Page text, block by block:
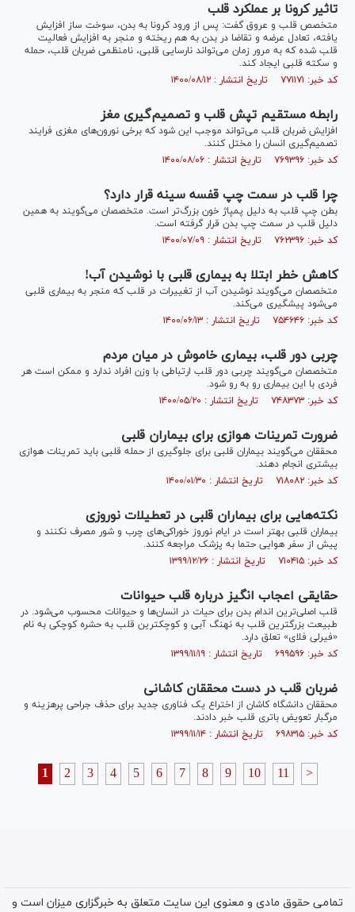
تاثیر کرونا بر عملکرد قلب
متخصص قلب و عروق گفت: پس از ورود کرونا به بدن، سوخت ساز افزایش
یافته، تعادل عرضه و تقاضا در بدن به هم ریخته و منجر به افزایش فعالیت
قلب شده که به مرور زمان می‌تواند نارسایی قلبی، نامنظمی ضربان قلب، حمله
و سکته قلبی ایجاد کند.
کد خبر: ۷۷۱۱۷۱ تاریخ انتشار : ۱۴۰۰/۰۸/۱۲
رابطه مستقیم تپش قلب و تصمیم‌گیری مغز
افزایش ضربان قلب می‌تواند موجب این شود که برخی نورون‌های مغزی فرایند
تصمیم‌گیری انسان را مختل کنند.
کد خبر: ۷۶۹۳۹۶ تاریخ انتشار : ۱۴۰۰/۰۸/۰۶
چرا قلب در سمت چپ قفسه سینه قرار دارد؟
بطن چپ قلب به دلیل پمپاژ خون بزرگ‌تر است. متخصصان می‌گویند به همین
دلیل قلب در سمت چپ بدن قرار گرفته است.
کد خبر: ۷۶۲۳۹۶ تاریخ انتشار : ۱۴۰۰/۰۷/۰۹
کاهش خطر ابتلا به بیماری قلبی با نوشیدن آب!
متخصصان می‌گویند نوشیدن آب از تغییرات در قلب که منجر به بیماری قلبی
می‌شود پیشگیری می‌کند.
کد خبر: ۷۵۴۶۴۶ تاریخ انتشار : ۱۴۰۰/۰۶/۱۳
چربی دور قلب، بیماری خاموش در میان مردم
متخصصان می‌گویند چربی دور قلب ارتباطی با وزن افراد ندارد و ممکن است هر
فردی با این بیماری رو به رو شود.
کد خبر: ۷۴۸۳۷۳ تاریخ انتشار : ۱۴۰۰/۰۵/۲۰
ضرورت تمرینات هوازی برای بیماران قلبی
محققان می‌گویند بیماران قلبی برای جلوگیری از حمله قلبی باید تمرینات هوازی
بیشتری انجام دهند.
کد خبر: ۷۱۸۰۸۲ تاریخ انتشار : ۱۴۰۰/۰۱/۳۰
نکته‌هایی برای بیماران قلبی در تعطیلات نوروزی
بیماران قلبی بهتر است در ایام نوروز خوراکی‌های چرب و شور مصرف نکنند و
پیش از سفر هوایی حتما به پزشک مراجعه کنند.
کد خبر: ۷۱۰۴۱۵ تاریخ انتشار : ۱۳۹۹/۱۲/۲۶
حقایقی اعجاب انگیز درباره قلب حیوانات
قلب اصلی‌ترین اندام بدن برای حیات در انسان‌ها و حیوانات محسوب می‌شود. در
طبیعت بزرگترین قلب به نهنگ آبی و کوچکترین قلب به حشره کوچکی به نام
«فیرلی فلای» تعلق دارد.
کد خبر: ۶۹۹۵۹۶ تاریخ انتشار : ۱۳۹۹/۱۱/۱۹
ضربان قلب در دست محققان کاشانی
محققان دانشگاه کاشان از اختراع یک فناوری جدید برای حذف جراحی پرهزینه و
مرگبار تعویض باتری قلب خبر دادند.
کد خبر: ۶۹۸۳۱۵ تاریخ انتشار : ۱۳۹۹/۱۱/۱۴
1 2 3 4 5 6 7 8 9 10 11 >
تمامی حقوق مادی و معنوی این سایت متعلق به خبرگزاری میزان است و